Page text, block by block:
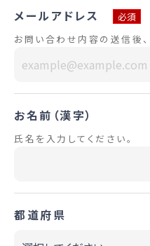
メールアドレス
必須
お問い合わせ内容の送信後
お名前（漢字）
氏名を入力してください。
都道府県